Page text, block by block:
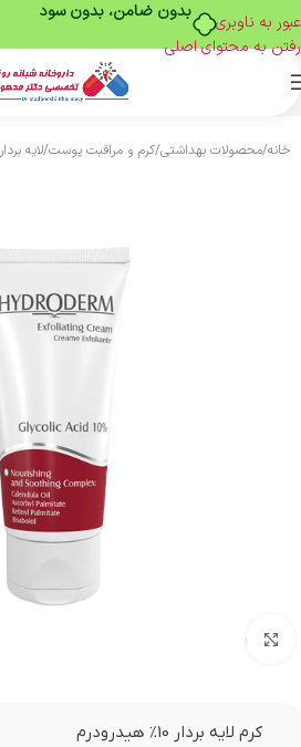
بدون ضامن، بدون سود
عبور به ناوبری
رفتن به محتوای اصلی
خانه/محصولات بهداشتی/کرم و مراقبت پوست/لایه بردار
بزرگنمایی تصویر
كرم لایه بردار 10% هیدرودرم